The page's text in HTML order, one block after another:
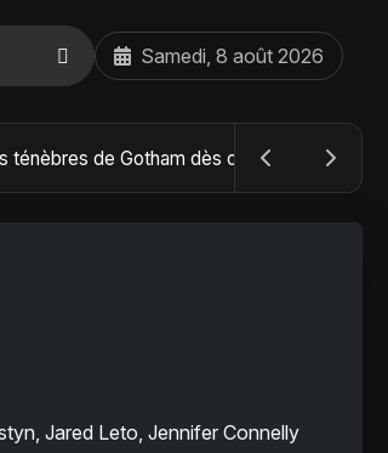
Samedi, 8 août 2026
The Batman : Part II – Robert Pattinson replonge dans les ténèbres de Gotham dès octobre 2027
Jared Leto, Jennifer Connelly